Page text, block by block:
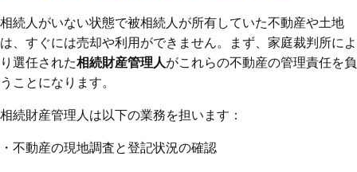
相続人がいない状態で被相続人が所有していた不動産や土地
は、すぐには売却や利用ができません。まず、家庭裁判所によ
り選任された相続財産管理人がこれらの不動産の管理責任を負
うことになります。
相続財産管理人は以下の業務を担います：
・不動産の現地調査と登記状況の確認